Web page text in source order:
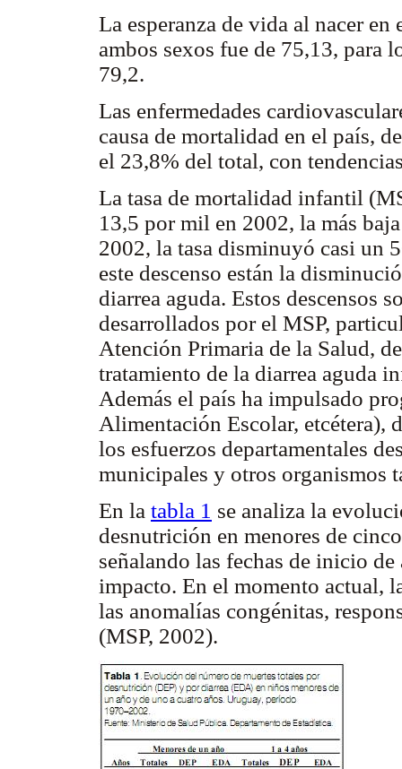
La esperanza de vida al nacer
ambos sexos fue de 75,13, para
79,2.
Las enfermedades
causa de mortalidad en el país,
el 23,8% del total, con
La tasa de mortalidad infantil
13,5 por mil en 2002, la más
2002, la tasa disminuyó casi un
este descenso están la
diarrea aguda. Estos descensos
desarrollados por el MSP,
Atención Primaria de la Salud,
tratamiento de la diarrea aguda
Además el país ha impulsado
Alimentación Escolar, etcétera),
los esfuerzos departamentales
municipales y otros organismos
En la tabla 1 se analiza la
desnutrición en menores de
señalando las fechas de inicio
impacto. En el momento actual,
las anomalías congénitas,
(MSP, 2002).